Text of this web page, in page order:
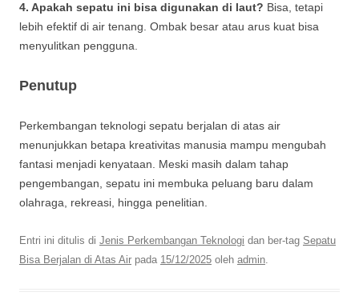
4. Apakah sepatu ini bisa digunakan di laut? Bisa, tetapi
lebih efektif di air tenang. Ombak besar atau arus kuat bisa
menyulitkan pengguna.
Penutup
Perkembangan teknologi sepatu berjalan di atas air
menunjukkan betapa kreativitas manusia mampu mengubah
fantasi menjadi kenyataan. Meski masih dalam tahap
pengembangan, sepatu ini membuka peluang baru dalam
olahraga, rekreasi, hingga penelitian.
Entri ini ditulis di Jenis Perkembangan Teknologi dan ber-tag Sepatu
Bisa Berjalan di Atas Air pada 15/12/2025 oleh admin.